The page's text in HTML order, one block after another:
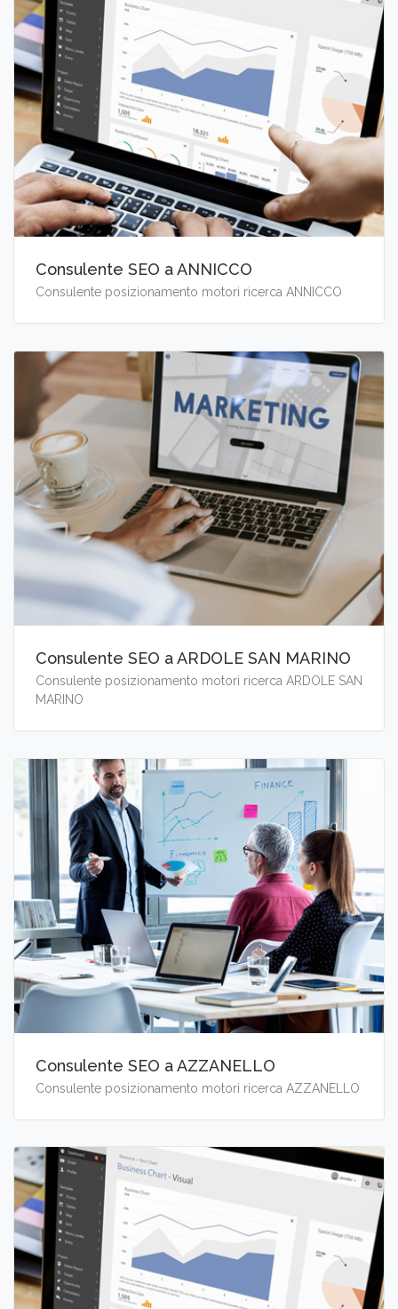
Consulente SEO a ANNICCO
Consulente posizionamento motori ricerca ANNICCO
Consulente SEO a ARDOLE SAN MARINO
Consulente posizionamento motori ricerca ARDOLE SAN
MARINO
Consulente SEO a AZZANELLO
Consulente posizionamento motori ricerca AZZANELLO